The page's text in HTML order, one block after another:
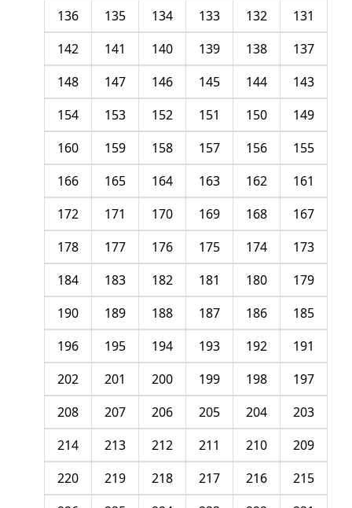
131
132
133
134
135
136
137
138
139
140
141
142
143
144
145
146
147
148
149
150
151
152
153
154
155
156
157
158
159
160
161
162
163
164
165
166
167
168
169
170
171
172
173
174
175
176
177
178
179
180
181
182
183
184
185
186
187
188
189
190
191
192
193
194
195
196
197
198
199
200
201
202
203
204
205
206
207
208
209
210
211
212
213
214
215
216
217
218
219
220